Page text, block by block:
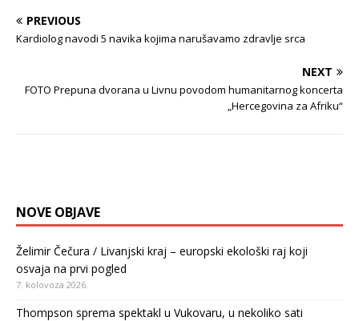
PREVIOUS
Kardiolog navodi 5 navika kojima narušavamo zdravlje srca
NEXT
FOTO Prepuna dvorana u Livnu povodom humanitarnog koncerta
„Hercegovina za Afriku“
NOVE OBJAVE
Želimir Čečura / Livanjski kraj – europski ekološki raj koji
osvaja na prvi pogled
7. kolovoza 2026.
Thompson sprema spektakl u Vukovaru, u nekoliko sati